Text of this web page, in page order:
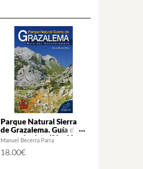
Parque Natural Sierra
de Grazalema. Guía del
excursionista (2ª ed.)
Manuel Becerra Parra
18.00€